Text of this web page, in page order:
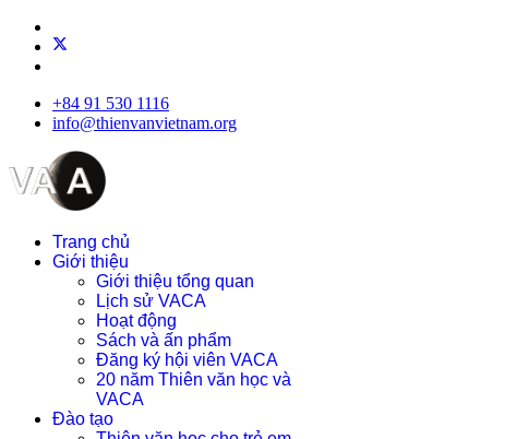
+84 91 530 1116
info@thienvanvietnam.org
Trang chủ
Giới thiệu
Giới thiệu tổng quan
Lịch sử VACA
Hoạt động
Sách và ấn phẩm
Đăng ký hội viên VACA
20 năm Thiên văn học và
VACA
Đào tạo